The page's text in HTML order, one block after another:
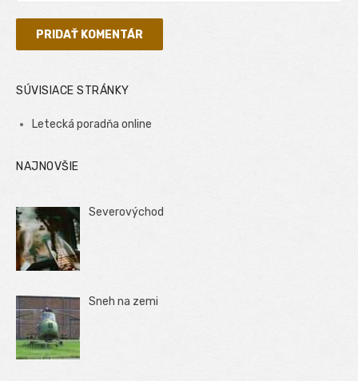
SÚVISIACE STRÁNKY
Letecká poradňa online
NAJNOVŠIE
Severovýchod
Sneh na zemi